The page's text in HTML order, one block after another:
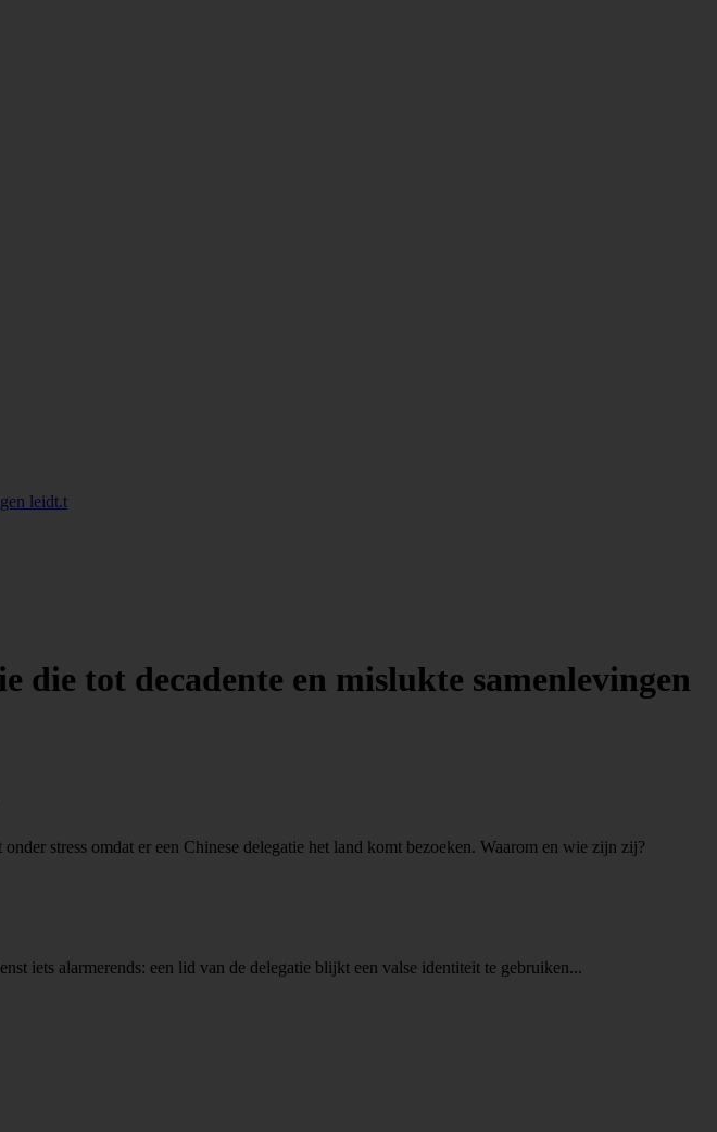
leidt.t
tot decadente en mislukte samenlevingen
stress omdat er een Chinese delegatie het land komt bezoeken. Waarom en wie zijn zij?
iets alarmerends: een lid van de delegatie blijkt een valse identiteit te gebruiken...